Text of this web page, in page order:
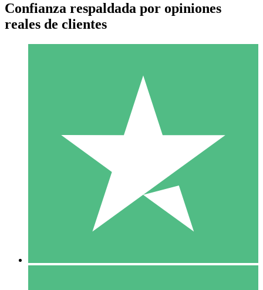
Paquetes de Créditos Individuales
Paga según el uso con créditos de descarga. Sin compromiso
10 00
Confianza respaldada por opiniones
reales de clientes